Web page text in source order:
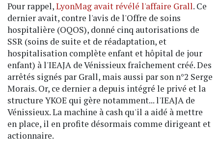
Pour rappel,LyonMag avait révélé l'affaire Grall. Ce
dernier avait, contre l'avis de l'Offre de soins
hospitalière (OQOS), donné cinq autorisations de
SSR (soins de suite et de réadaptation, et
hospitalisation complète enfant et hôpital de jour
enfant) à l'IEAJA de Vénissieux fraîchement créé. Des
arrêtés signés par Grall, mais aussi par son n°2 Serge
Morais. Or, ce dernier a depuis intégré le privé et la
structure YKOE qui gère notamment... l'IEAJA de
Vénissieux. La machine à cash qu'il a aidé à mettre
en place, il en profite désormais comme dirigeant et
actionnaire.